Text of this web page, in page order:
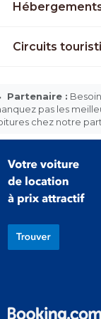
Circuits
Partenaire :
pas les
chez notre